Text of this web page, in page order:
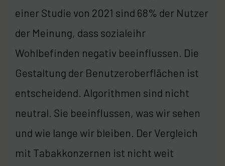
einer Studie von 2021 sind 68% der Nutzer
der Meinung, dass sozialeihr
Wohlbefinden negativ beeinflussen. Die
Gestaltung der Benutzeroberflächen ist
entscheidend. Algorithmen sind nicht
neutral. Sie beeinflussen, was wir sehen
und wie lange wir bleiben. Der Vergleich
mit Tabakkonzernen ist nicht weit